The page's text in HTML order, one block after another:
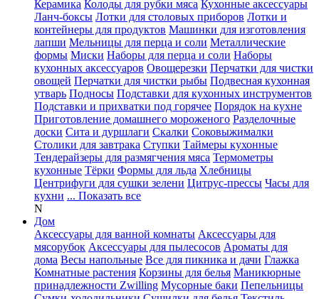
Керамика Колоды для рубки мяса Кухонные аксессуары
Ланч-боксы Лотки для столовых приборов Лотки и
контейнеры для продуктов Машинки для изготовления
лапши Мельницы для перца и соли Металлические
формы Миски Наборы для перца и соли Наборы
кухонных аксессуаров Овощерезки Перчатки для чистки
овощей Перчатки для чистки рыбы Подвесная кухонная
утварь Подносы Подставки для кухонных инструментов
Подставки и прихватки под горячее Порядок на кухне
Приготовление домашнего мороженого Разделочные
доски Сита и дуршлаги Скалки Соковыжималки
Столики для завтрака Ступки Таймеры кухонные
Тендерайзеры для размягчения мяса Термометры
кухонные Тёрки Формы для льда Хлебницы
Центрифуги для сушки зелени Цитрус-прессы Часы для
кухни ... Показать все
N
Дом
Аксессуары для ванной комнаты Аксессуары для
мясорубок Аксессуары для пылесосов Ароматы для
дома Весы напольные Все для пикника и дачи Глажка
Комнатные растения Корзины для белья Маникюрные
принадлежности Zwilling Мусорные баки Пепельницы